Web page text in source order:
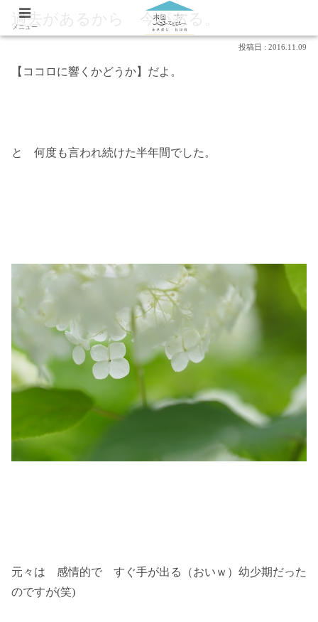
過去があるから 今がある。
2016.11.09
【ココロに響くかどうか】だよ。
と 何度も言われ続けた半年間でした。
元々は 感情的で すぐ手が出る（おいｗ）幼少期だった
のですが(笑)
メニュー